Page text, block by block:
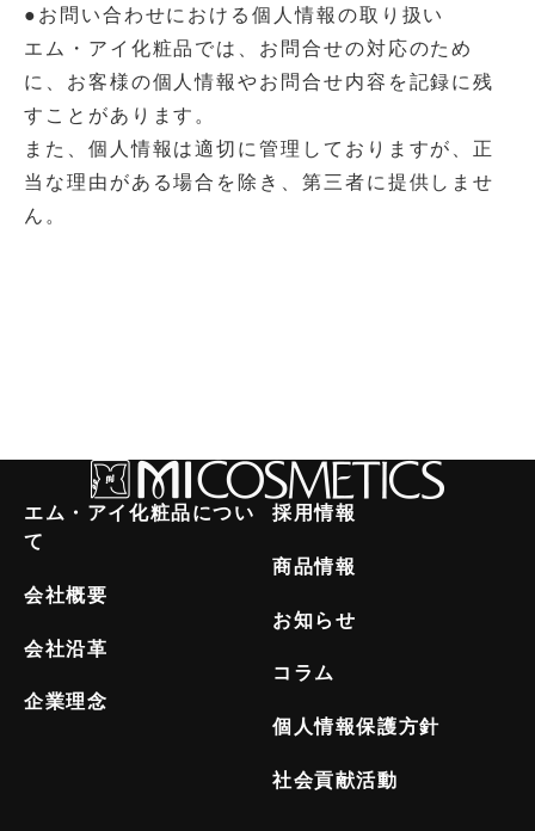
●お問い合わせにおける個人情報の取り扱い
エム・アイ化粧品では、お問合せの対応のため
に、お客様の個人情報やお問合せ内容を記録に残
すことがあります。
また、個人情報は適切に管理しておりますが、正
当な理由がある場合を除き、第三者に提供しませ
ん。
エム・アイ化粧品につい
て
会社概要
会社沿革
企業理念
採用情報
商品情報
お知らせ
コラム
個人情報保護方針
社会貢献活動